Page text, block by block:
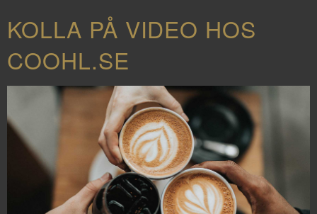
KOLLA PÅ VIDEO HOS
COOHL.SE